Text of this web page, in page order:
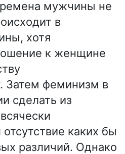
мужчины не
в
хотя
к женщине
Затем феминизм в
сделать из
каких бы
различий. Однако